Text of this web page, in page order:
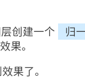
创建一个 归
果。
果了。